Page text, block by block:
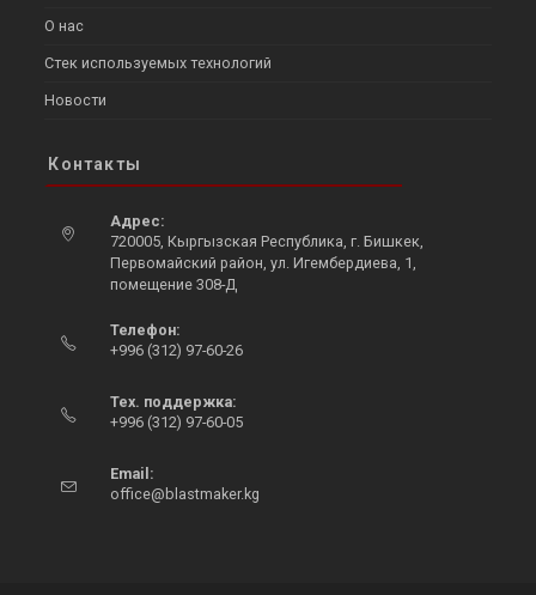
О нас
Стек используемых технологий
Новости
Контакты
Адрес:
720005, Кыргызская Республика, г. Бишкек,
Первомайский район, ул. Игембердиева, 1,
помещение 308-Д
in
a
tab
Телефон:
+996 (312) 97-60-26
in
your
Тех. поддержка:
+996 (312) 97-60-05
in
your
Email:
office@blastmaker.kg